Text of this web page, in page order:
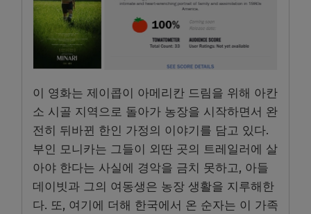
이 영화는 제이콥이 아메리칸 드림을 위해 아칸
소 시골 지역으로 돌아가 농장을 시작하면서 완
전히 뒤바뀐 한인 가정의 이야기를 담고 있다.
부인 모니카는 그들이 외딴 곳의 트레일러에 살
아야 한다는 사실에 경악을 금치 못하고, 아들
데이빗과 그의 여동생은 농장 생활을 지루해한
다. 또, 여기에 더해 한국에서 온 순자는 이 가족